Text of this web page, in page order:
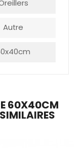
Autre
60X40CM